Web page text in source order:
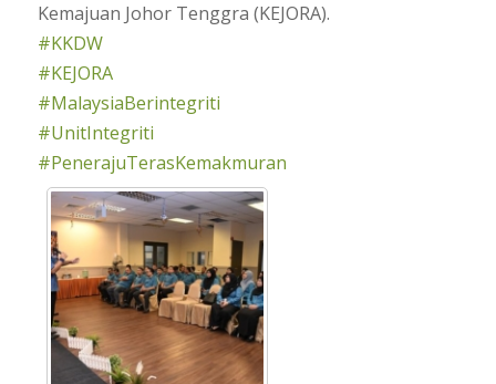
Kemajuan Johor Tenggra (KEJORA).
#KKDW
#KEJORA
#MalaysiaBerintegriti
#UnitIntegriti
#PenerajuTerasKemakmuran